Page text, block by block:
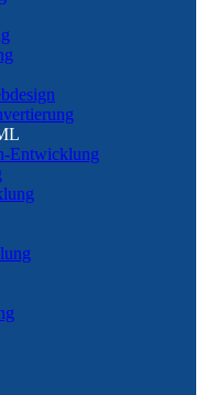
Entwicklung